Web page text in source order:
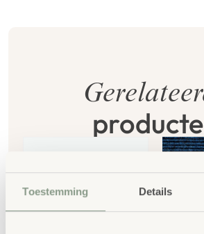
Toestemming Details